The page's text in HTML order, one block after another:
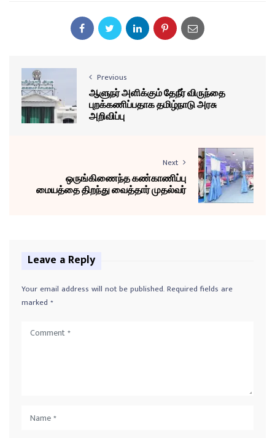
Previous
ஆளுநர் அளிக்கும் தேநீர் விருந்தை
புறக்கணிப்பதாக தமிழ்நாடு அரசு
அறிவிப்பு
Next
ஒருங்கிணைந்த கண்காணிப்பு
மையத்தை திறந்து வைத்தார் முதல்வர்
Leave a Reply
Your email address will not be published.Required fields are
marked *